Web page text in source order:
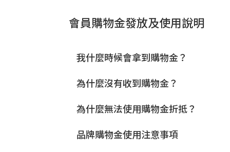
會員購物金發放及使用說明
我什麼時候會拿到購物金？
為什麼沒有收到購物金？
為什麼無法使用購物金折抵？
品牌購物金使用注意事項